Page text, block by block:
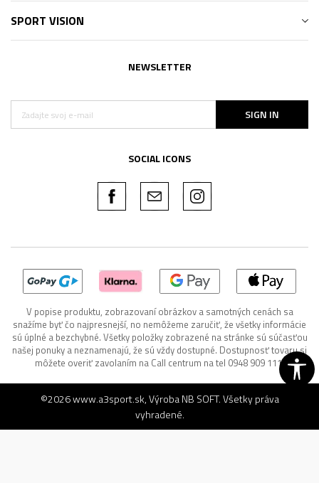
SPORT VISION
NEWSLETTER
SIGN IN
SOCIAL ICONS
V popise produktu, zobrazovaní obrázkov a samotných cenách sa
snažíme byť čo najpresnejší, no nemôžeme zaručiť, že všetky informácie
sú úplné a bezchybné. Všetky položky zobrazené na stránke sú súčasťou
našej ponuky a neznamenajú, že sú vždy dostupné. Dostupnosť tovaru si
môžete overiť zavolaním na Call centrum na tel 0948 909 111.
©2026www.a3sport.sk, VýrobaNB SOFT. Všetky práva
vyhradené.